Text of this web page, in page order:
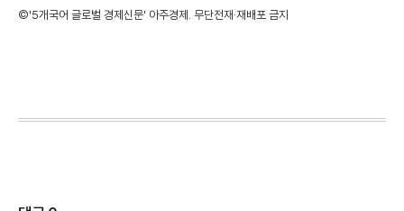
©'5개국어 글로벌 경제신문' 아주경제. 무단전재·재배포 금지